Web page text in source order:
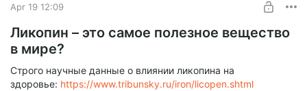
Apr 19 12:09
Ликопин – это самое полезное вещество
в мире?
Строго научные данные о влиянии ликопина на
здоровье: https://www.tribunsky.ru/iron/licopen.shtml